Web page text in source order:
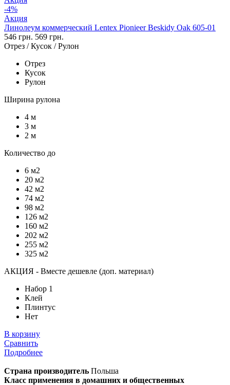
-4%
Акция
Линолеум коммерческий Lentex Pionieer Beskidy Oak 605-01
546 грн. 569 грн.
Отрез / Кусок / Рулон
Отрез
Кусок
Рулон
Ширина рулона
4 м
3 м
2 м
Количество до
6 м2
20 м2
42 м2
74 м2
98 м2
126 м2
160 м2
202 м2
255 м2
325 м2
АКЦИЯ - Вместе дешевле (доп. материал)
Набор 1
Клей
Плинтус
Нет
В корзину
Сравнить
Подробнее
Страна производитель Польша
Класс применения в домашних и общественных